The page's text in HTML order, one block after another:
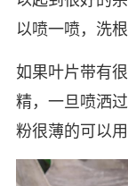
以喷一喷，洗
如果叶片带有
精，一旦喷洒
粉很薄的可以用